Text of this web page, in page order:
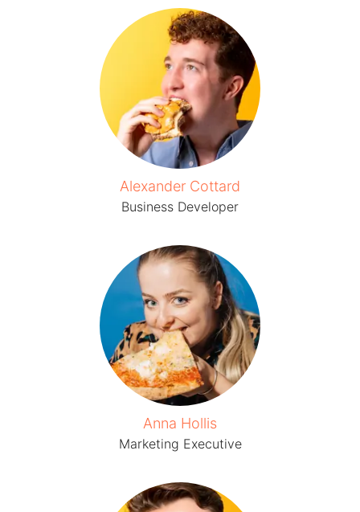
Alexander Cottard
Business Developer
Anna Hollis
Marketing Executive